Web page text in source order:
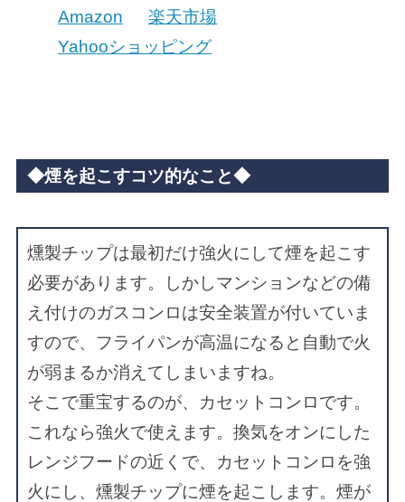
Amazon
楽天市場
Yahooショッピング
◆煙を起こすコツ的なこと◆
燻製チップは最初だけ強火にして煙を起こす
必要があります。しかしマンションなどの備
え付けのガスコンロは安全装置が付いていま
すので、フライパンが高温になると自動で火
が弱まるか消えてしまいますね。
そこで重宝するのが、カセットコンロです。
これなら強火で使えます。換気をオンにした
レンジフードの近くで、カセットコンロを強
火にし、燻製チップに煙を起こします。煙が